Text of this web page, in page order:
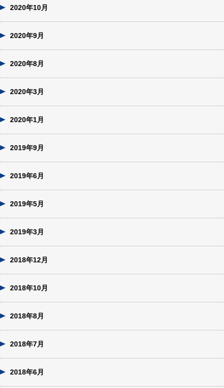
2020年10月
2020年9月
2020年8月
2020年3月
2020年1月
2019年9月
2019年6月
2019年5月
2019年3月
2018年12月
2018年10月
2018年8月
2018年7月
2018年6月